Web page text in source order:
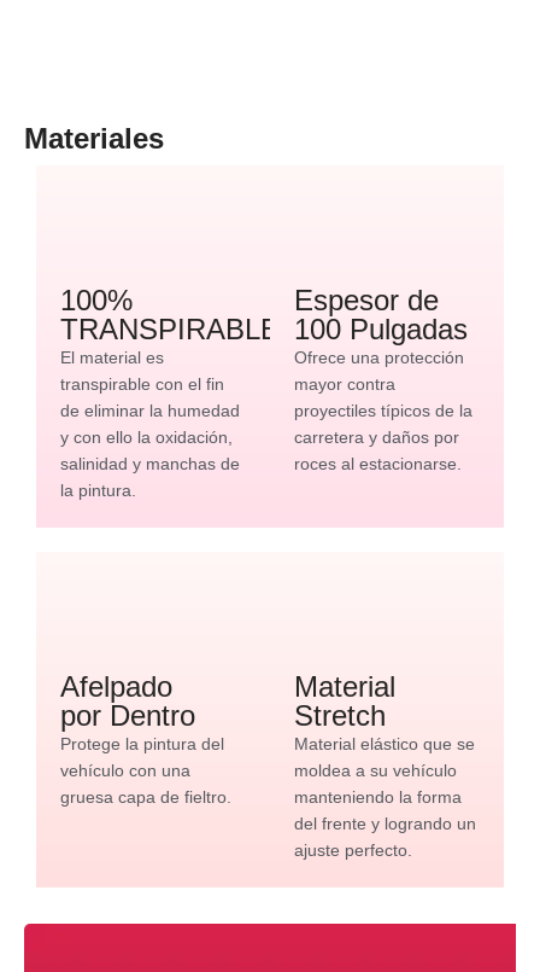
Materiales
100%
TRANSPIRABLE
El material es
transpirable con el fin
de eliminar la humedad
y con ello la oxidación,
salinidad y manchas de
la pintura.
Espesor de
100 Pulgadas
Ofrece una protección
mayor contra
proyectiles típicos de la
carretera y daños por
roces al estacionarse.
Afelpado
por Dentro
Protege la pintura del
vehículo con una
gruesa capa de fieltro.
Material
Stretch
Material elástico que se
moldea a su vehículo
manteniendo la forma
del frente y logrando un
ajuste perfecto.